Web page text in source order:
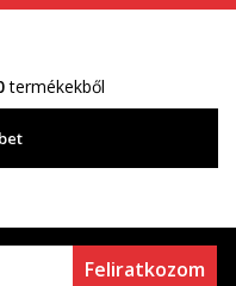
termékekből
Feliratkozom